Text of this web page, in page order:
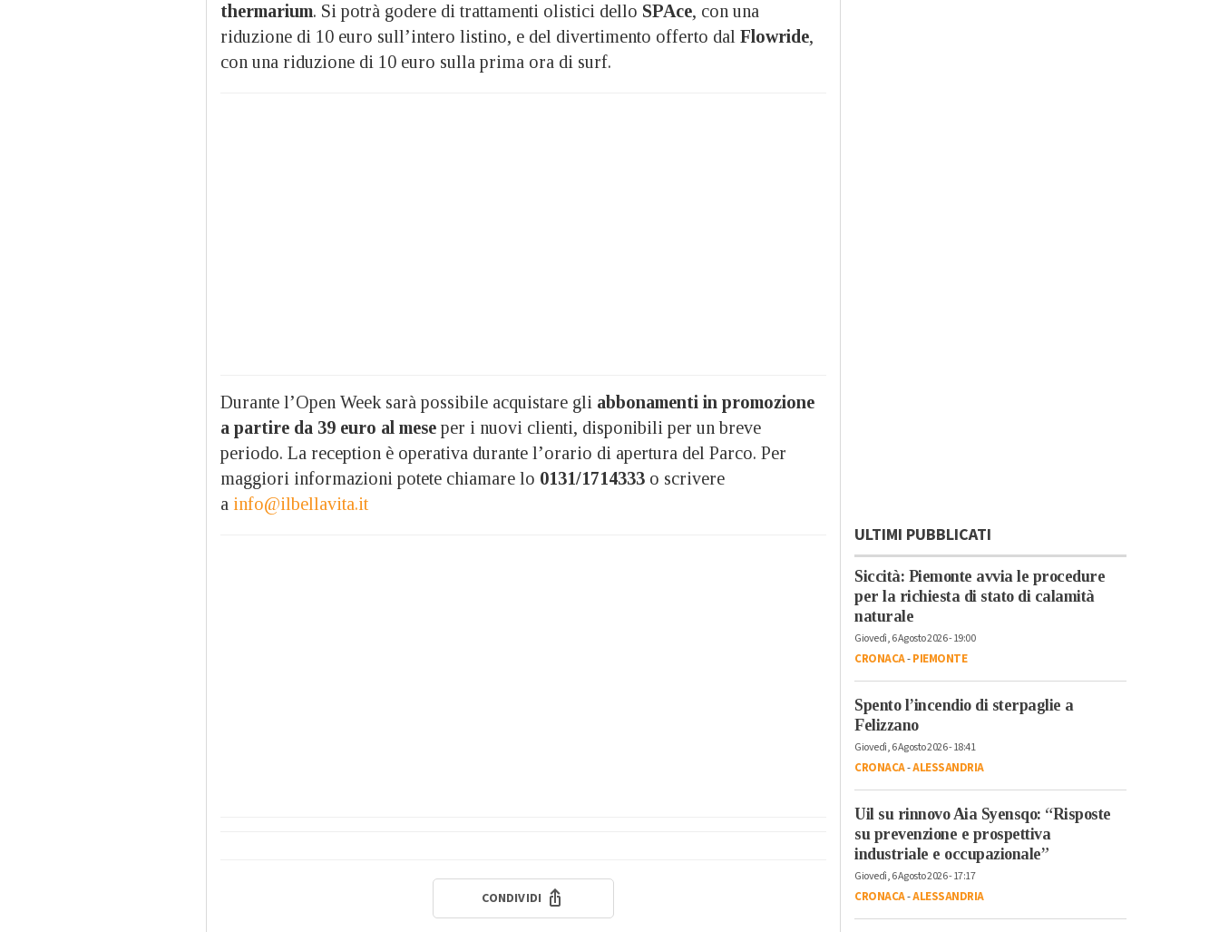
thermarium. Si potrà godere di trattamenti olistici dello SPAce, con una
riduzione di 10 euro sull’intero listino, e del divertimento offerto dal Flowride,
con una riduzione di 10 euro sulla prima ora di surf.
Durante l’Open Week sarà possibile acquistare gli abbonamenti in promozione
a partire da 39 euro al meseper i nuovi clienti, disponibili per un breve
periodo. La reception è operativa durante l’orario di apertura del Parco. Per
maggiori informazioni potete chiamare lo 0131/1714333o scrivere
a info@ilbellavita.it
CONDIVIDI
ULTIMI PUBBLICATI
Siccità: Piemonte avvia le procedure
per la richiesta di stato di calamità
naturale
Giovedì, 6 Agosto 2026 - 19:00
CRONACA-PIEMONTE
Spento l’incendio di sterpaglie a
Felizzano
Giovedì, 6 Agosto 2026 - 18:41
CRONACA-ALESSANDRIA
Uil su rinnovo Aia Syensqo: “Risposte
su prevenzione e prospettiva
industriale e occupazionale”
Giovedì, 6 Agosto 2026 - 17:17
CRONACA-ALESSANDRIA